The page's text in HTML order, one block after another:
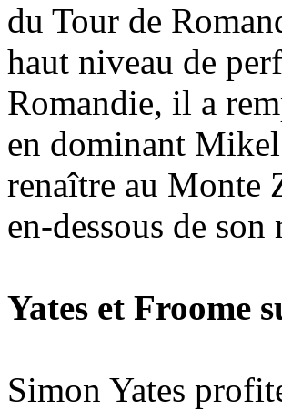
du Tour de
haut niveau de
Romandie, il a
en dominant
renaître au Monte
en-dessous de
Yates et Froome
Simon Yates